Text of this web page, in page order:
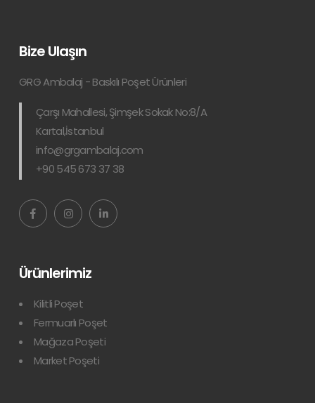
Bize Ulaşın
GRG Ambalaj - Baskılı Poşet Ürünleri
Çarşı Mahallesi, Şimşek Sokak No:8/A
Kartal,İstanbul
info@grgambalaj.com
+90 545 673 37 38
Ürünlerimiz
Kilitli Poşet
Fermuarlı Poşet
Mağaza Poşeti
Market Poşeti